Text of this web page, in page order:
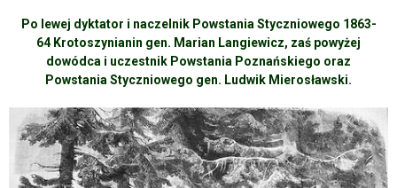
Po lewej dyktator i naczelnik Powstania Styczniowego 1863-
64 Krotoszynianin gen. Marian Langiewicz, zaś powyżej
dowódca i uczestnik Powstania Poznańskiego oraz
Powstania Styczniowego gen. Ludwik Mierosławski.